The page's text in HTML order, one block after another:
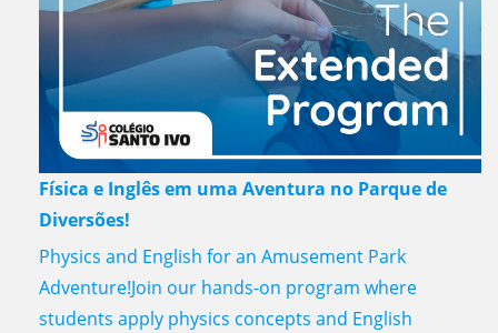
Física e Inglês em uma Aventura no Parque de
Diversões!
Physics and English for an Amusement Park
Adventure!Join our hands-on program where
students apply physics concepts and English